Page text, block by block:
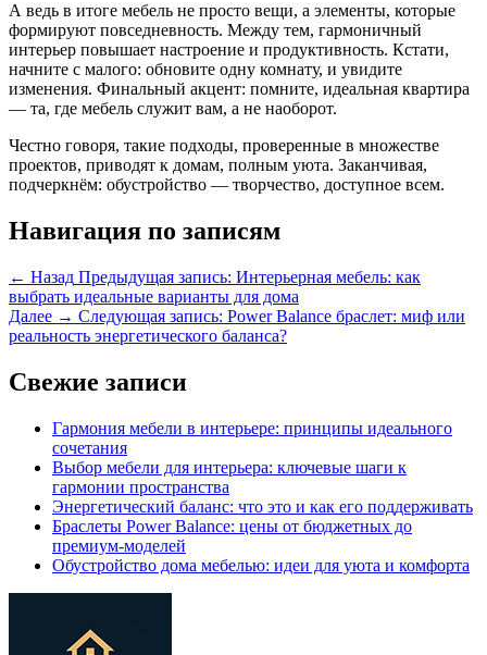
А ведь в итоге мебель не просто вещи, а элементы, которые
формируют повседневность. Между тем, гармоничный
интерьер повышает настроение и продуктивность. Кстати,
начните с малого: обновите одну комнату, и увидите
изменения. Финальный акцент: помните, идеальная квартира
— та, где мебель служит вам, а не наоборот.
Честно говоря, такие подходы, проверенные в множестве
проектов, приводят к домам, полным уюта. Заканчивая,
подчеркнём: обустройство — творчество, доступное всем.
Навигация по записям
← Назад Предыдущая запись: Интерьерная мебель: как
выбрать идеальные варианты для дома
Далее → Следующая запись: Power Balance браслет: миф или
реальность энергетического баланса?
Свежие записи
Гармония мебели в интерьере: принципы идеального
сочетания
Выбор мебели для интерьера: ключевые шаги к
гармонии пространства
Энергетический баланс: что это и как его поддерживать
Браслеты Power Balance: цены от бюджетных до
премиум-моделей
Обустройство дома мебелью: идеи для уюта и комфорта